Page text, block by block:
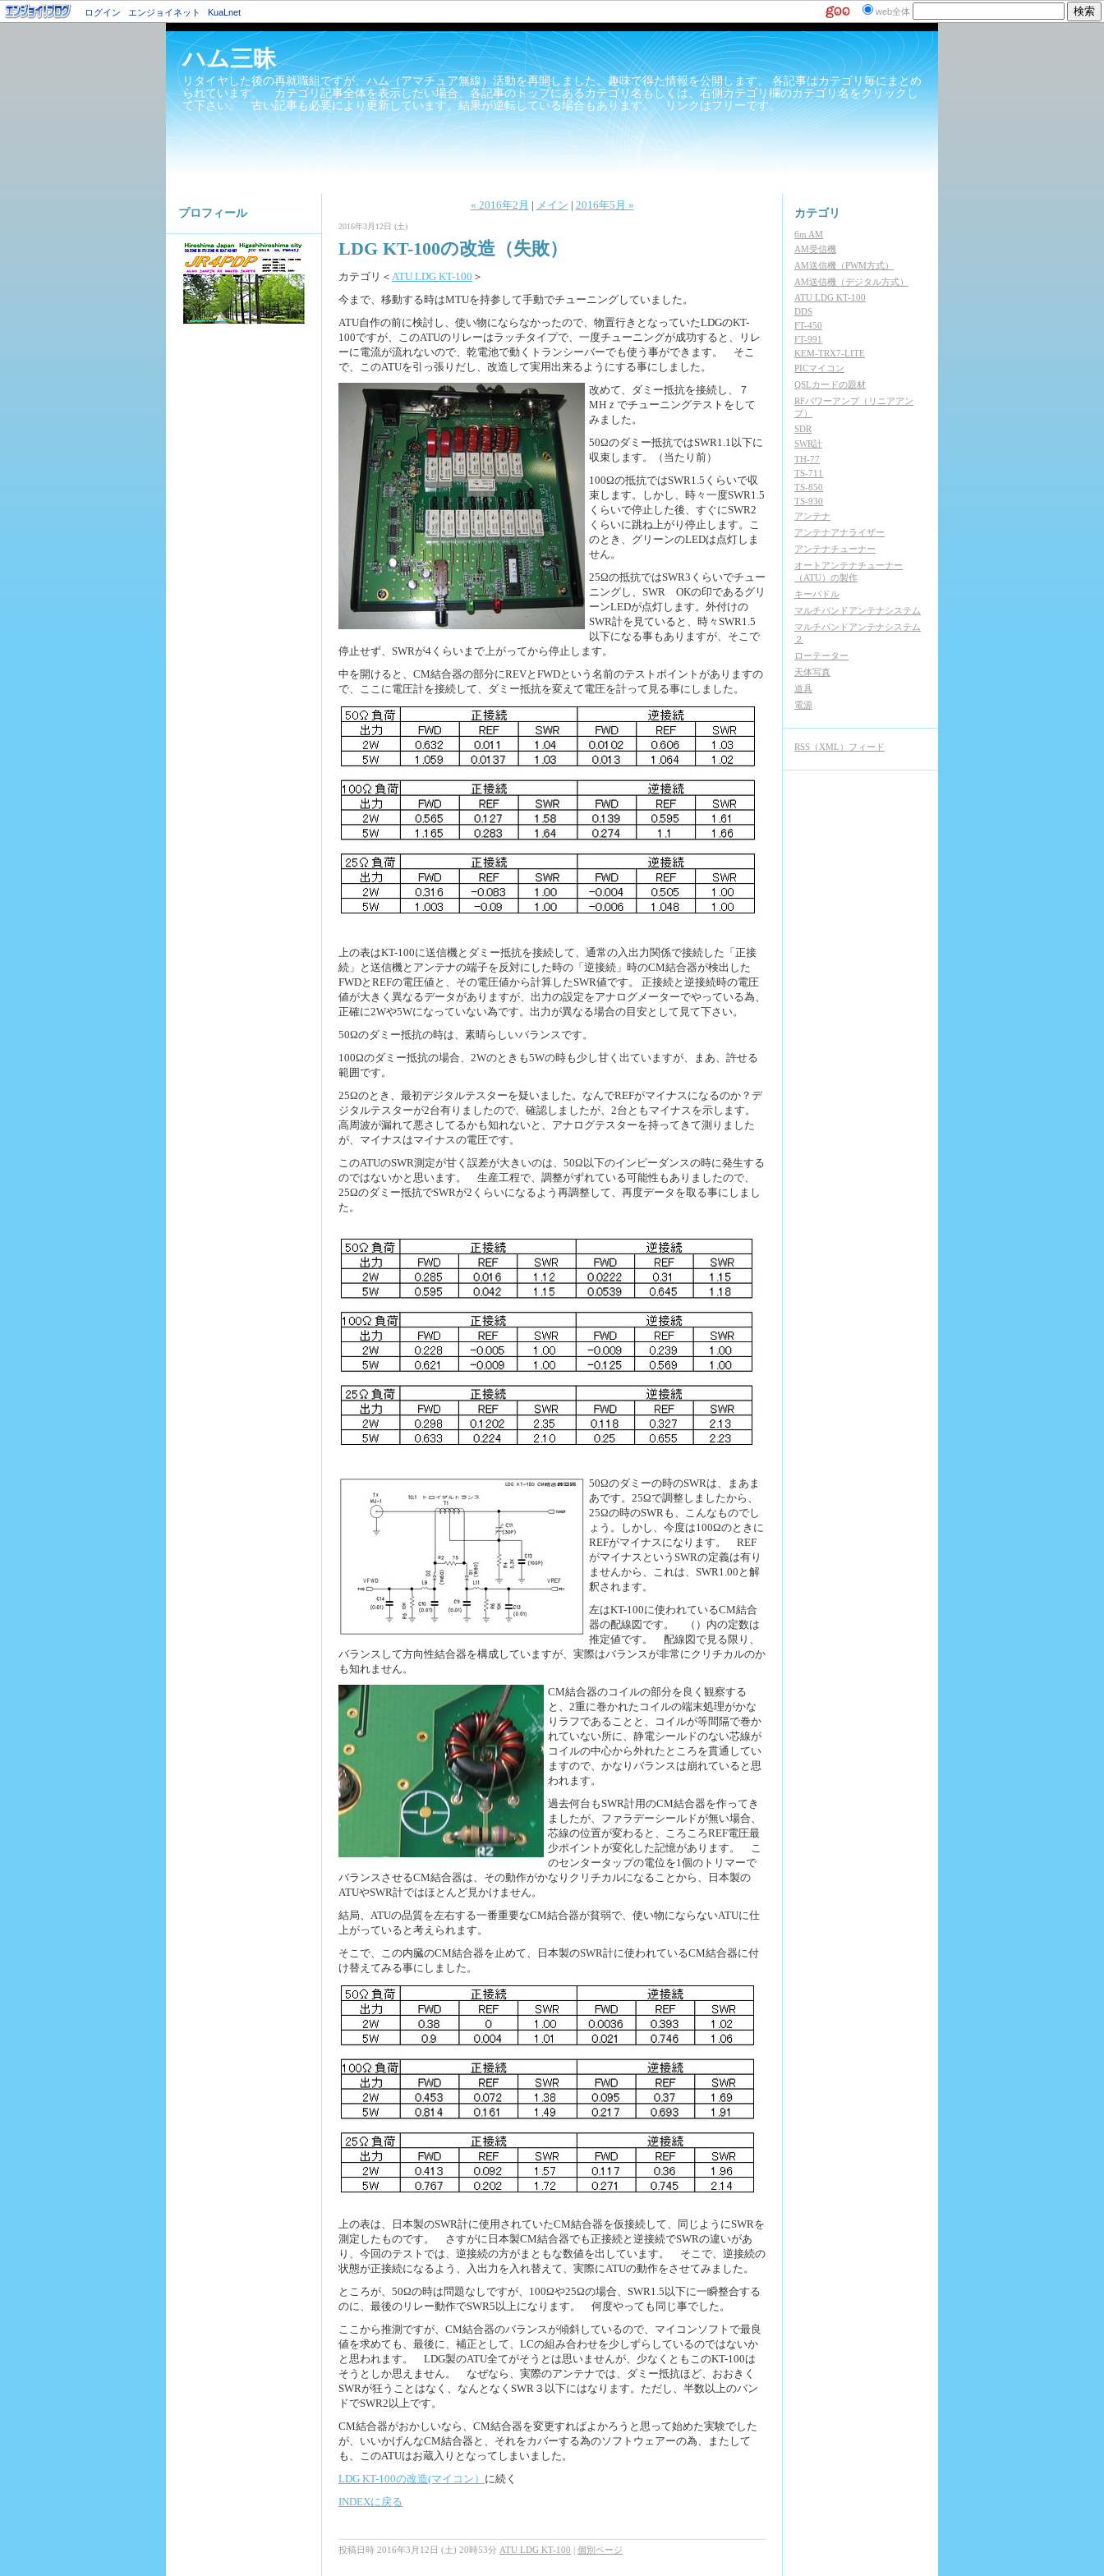
ログイン エンジョイネット KuaLnet web全体
ハム三昧
リタイヤした後の再就職組ですが、ハム（アマチュア無線）活動を再開しました。趣味で得た情報を公開します。 各記事はカテゴリ毎にまとめ
られています。 カテゴリ記事全体を表示したい場合、各記事のトップにあるカテゴリ名もしくは、右側カテゴリ欄のカテゴリ名をクリックし
て下さい。 古い記事も必要により更新しています。結果が逆転している場合もあります。 リンクはフリーです。
プロフィール
« 2016年2月 | メイン | 2016年5月 »
2016年3月12日 (土)
LDG KT-100の改造（失敗）
カテゴリ＜ ATU LDG KT-100 ＞
今まで、移動する時はMTUを持参して手動でチューニングしていました。
ATU自作の前に検討し、使い物にならなかったので、物置行きとなっていたLDGのKT-
100ですが、このATUのリレーはラッチタイプで、一度チューニングが成功すると、リレ
ーに電流が流れないので、乾電池で動くトランシーバーでも使う事ができます。 そこ
で、このATUを引っ張りだし、改造して実用出来るようにする事にしました。
改めて、ダミー抵抗を接続し、７
MHｚでチューニングテストをして
みました。
50Ωのダミー抵抗ではSWR1.1以下に
収束します。（当たり前）
100Ωの抵抗ではSWR1.5くらいで収
束します。しかし、時々一度SWR1.5
くらいで停止した後、すぐにSWR2
くらいに跳ね上がり停止します。こ
のとき、グリーンのLEDは点灯しま
せん。
25Ωの抵抗ではSWR3くらいでチュー
ニングし、SWR OKの印であるグリ
ーンLEDが点灯します。外付けの
SWR計を見ていると、時々SWR1.5
以下になる事もありますが、そこで
停止せず、SWRが4くらいまで上がってから停止します。
中を開けると、CM結合器の部分にREVとFWDという名前のテストポイントがありますの
で、ここに電圧計を接続して、ダミー抵抗を変えて電圧を計って見る事にしました。
上の表はKT-100に送信機とダミー抵抗を接続して、通常の入出力関係で接続した「正接
続」と送信機とアンテナの端子を反対にした時の「逆接続」時のCM結合器が検出した
FWDとREFの電圧値と、その電圧値から計算したSWR値です。 正接続と逆接続時の電圧
値が大きく異なるデータがありますが、出力の設定をアナログメーターでやっている為、
正確に2Wや5Wになっていない為です。出力が異なる場合の目安として見て下さい。
50Ωのダミー抵抗の時は、素晴らしいバランスです。
100Ωのダミー抵抗の場合、2Wのときも5Wの時も少し甘く出ていますが、まあ、許せる
範囲です。
25Ωのとき、最初デジタルテスターを疑いました。なんでREFがマイナスになるのか？デ
ジタルテスターが2台有りましたので、確認しましたが、2台ともマイナスを示します。
高周波が漏れて悪さしてるかも知れないと、アナログテスターを持ってきて測りました
が、マイナスはマイナスの電圧です。
このATUのSWR測定が甘く誤差が大きいのは、50Ω以下のインピーダンスの時に発生する
のではないかと思います。 生産工程で、調整がずれている可能性もありましたので、
25Ωのダミー抵抗でSWRが2くらいになるよう再調整して、再度データを取る事にしまし
た。
50Ωのダミーの時のSWRは、まあま
あです。25Ωで調整しましたから、
25Ωの時のSWRも、こんなものでし
ょう。しかし、今度は100Ωのときに
REFがマイナスになります。 REF
がマイナスというSWRの定義は有り
ませんから、これは、SWR1.00と解
釈されます。
左はKT-100に使われているCM結合
器の配線図です。 （）内の定数は
推定値です。 配線図で見る限り、
バランスして方向性結合器を構成していますが、実際はバランスが非常にクリチカルのか
も知れません。
CM結合器のコイルの部分を良く観察する
と、2重に巻かれたコイルの端末処理がかな
りラフであることと、コイルが等間隔で巻か
れていない所に、静電シールドのない芯線が
コイルの中心から外れたところを貫通してい
ますので、かなりバランスは崩れていると思
われます。
過去何台もSWR計用のCM結合器を作ってき
ましたが、ファラデーシールドが無い場合、
芯線の位置が変わると、ころころREF電圧最
少ポイントが変化した記憶があります。 こ
のセンタータップの電位を1個のトリマーで
バランスさせるCM結合器は、その動作がかなりクリチカルになることから、日本製の
ATUやSWR計ではほとんど見かけません。
結局、ATUの品質を左右する一番重要なCM結合器が貧弱で、使い物にならないATUに仕
上がっていると考えられます。
そこで、この内臓のCM結合器を止めて、日本製のSWR計に使われているCM結合器に付
け替えてみる事にしました。
上の表は、日本製のSWR計に使用されていたCM結合器を仮接続して、同じようにSWRを
測定したものです。 さすがに日本製CM結合器でも正接続と逆接続でSWRの違いがあ
り、今回のテストでは、逆接続の方がまともな数値を出しています。 そこで、逆接続の
状態が正接続になるよう、入出力を入れ替えて、実際にATUの動作をさせてみました。
ところが、50Ωの時は問題なしですが、100Ωや25Ωの場合、SWR1.5以下に一瞬整合する
のに、最後のリレー動作でSWR5以上になります。 何度やっても同じ事でした。
ここから推測ですが、CM結合器のバランスが傾斜しているので、マイコンソフトで最良
値を求めても、最後に、補正として、LCの組み合わせを少しずらしているのではないか
と思われます。 LDG製のATU全てがそうとは思いませんが、少なくともこのKT-100は
そうとしか思えません。 なぜなら、実際のアンテナでは、ダミー抵抗ほど、おおきく
SWRが狂うことはなく、なんとなくSWR３以下にはなります。ただし、半数以上のバン
ドでSWR2以上です。
CM結合器がおかしいなら、CM結合器を変更すればよかろうと思って始めた実験でした
が、いいかげんなCM結合器と、それをカバーする為のソフトウェアーの為、またして
も、このATUはお蔵入りとなってしまいました。
LDG KT-100の改造(マイコン） に続く
INDEXに戻る
投稿日時 2016年3月12日 (土) 20時53分 ATU LDG KT-100 個別ページ
カテゴリ
6m AM
AM受信機
AM送信機（PWM方式）
AM送信機（デジタル方式）
ATU LDG KT-100
DDS
FT-450
FT-991
KEM-TRX7-LITE
PICマイコン
QSLカードの題材
RFパワーアンプ（リニアアン
プ）
SDR
SWR計
TH-77
TS-711
TS-850
TS-930
アンテナ
アンテナアナライザー
アンテナチューナー
オートアンテナチューナー
（ATU）の製作
キーパドル
マルチバンドアンテナシステム
マルチバンドアンテナシステム
２
ローテーター
天体写真
道具
電源
RSS（XML）フィード